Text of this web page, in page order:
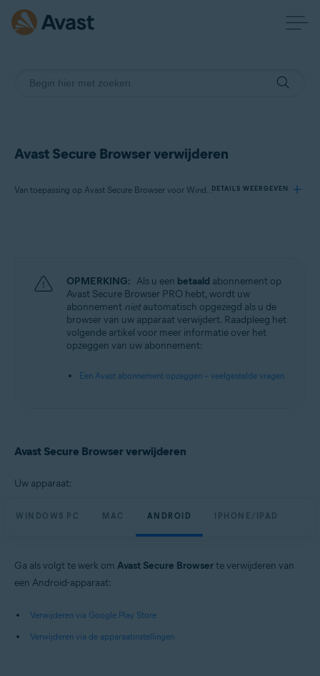
Avast Secure Browser verwijderen
Van toepassing op Avast Secure Browser voor Windows, Avast Secure Browser voor Mac, Avast Secure Browser voor Android, Avast Secure Browser voor iOSDETAILS WEERGEVEN
Avast Secure Browser 121.x voor Mac
Avast Secure Browser 7.x voor Android
Avast Secure Browser 5.x voor iOS
Besturingssystemen:
Microsoft Windows 11 Home / Pro / Enterprise / Education
Microsoft Windows 8.1 / Pro / Enterprise – 32-/64-bits
Apple macOS 12.x (Monterey)
Google Android 9.0 (Pie, API 28) of hoger
OPMERKING: Als u een betaald abonnement op
Avast Secure Browser PRO hebt, wordt uw
abonnement nietautomatisch opgezegd als u de
browser van uw apparaat verwijdert. Raadpleeg het
volgende artikel voor meer informatie over het
opzeggen van uw abonnement:
Een Avast abonnement opzeggen – veelgestelde vragen
Avast Secure Browser verwijderen
Uw apparaat:
WINDOWS PC MAC ANDROID IPHONE/IPAD
Ga als volgt te werk om Avast Secure Browserte verwijderen van
een Android-apparaat:
Verwijderen via Google Play Store
Verwijderen via de apparaatinstellingen